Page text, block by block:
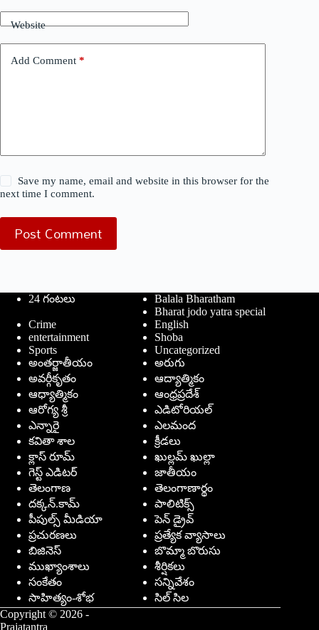
Website
Add Comment *
Save my name, email and website in this browser for the
next time I comment.
Post Comment
24 గంటలు
Balala Bharatham
Bharat jodo yatra special
Crime
English
entertainment
Shoba
Sports
Uncategorized
అంతర్జాతీయం
అరుగు
అవర్గీకృతం
ఆద్యాత్మికం
ఆధ్యాత్మికం
ఆంధ్రప్రదేశ్
ఆరోగ్య శ్రీ
ఎడిటోరియల్
ఎన్నారై
ఎలమంద
కవితా శాల
క్రీడలు
క్లాస్ రూమ్
ఖుల్లమ్ ఖుల్లా
గెస్ట్ ఎడిటర్
జాతీయం
తెలంగాణ
తెలంగాణార్థం
దక్కన్.కామ్
పాలిటిక్స్
పీపుల్స్ ‌మీడియా
పెన్ డ్రైవ్
ప్రచురణలు
ప్రత్యేక వ్యాసాలు
బిజినెస్
బొమ్మా బొరుసు
ముఖ్యాంశాలు
శీర్షికలు
సంకేతం
సన్నివేశం
సాహిత్యం-శోభ
సిల్ సిల
Copyright © 2026 -
Prajatantra